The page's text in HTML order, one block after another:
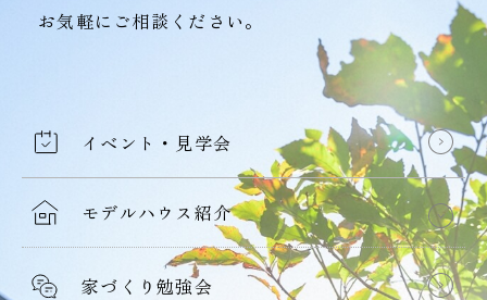
お気軽にご相談ください。
イベント・見学会
モデルハウス紹介
家づくり勉強会